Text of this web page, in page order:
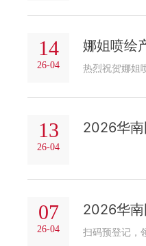
14
26-04
娜姐喷绘
13
26-04
2026华南
07
26-04
2026华南
扫码预登记，